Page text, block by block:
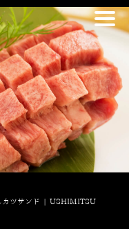
カツサンド | USHIMITSU